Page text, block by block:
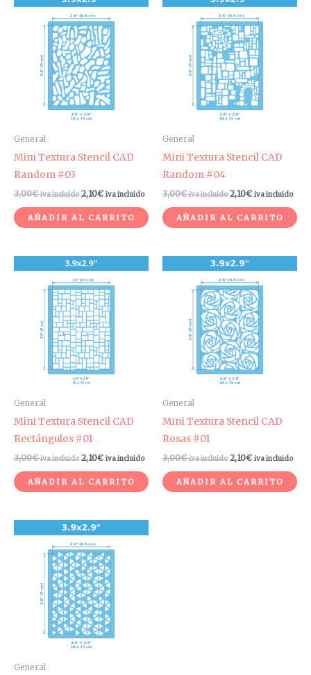
General
Mini Textura Stencil CAD
Random #03
3,00€ iva incluido 2,10€ iva incluido
AÑADIR AL CARRITO
General
Mini Textura Stencil CAD
Random #04
3,00€ iva incluido 2,10€ iva incluido
AÑADIR AL CARRITO
General
Mini Textura Stencil CAD
Rectángulos #01
3,00€ iva incluido 2,10€ iva incluido
AÑADIR AL CARRITO
General
Mini Textura Stencil CAD
Rosas #01
3,00€ iva incluido 2,10€ iva incluido
AÑADIR AL CARRITO
General